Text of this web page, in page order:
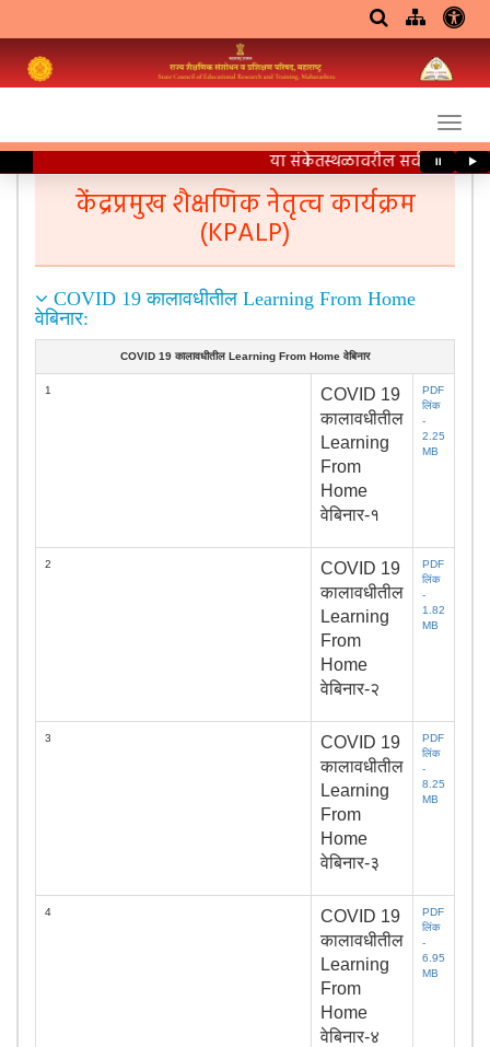
या संकेतस्थळावरील सर्व ⏸ ▶
केंद्रप्रमुख शैक्षणिक नेतृत्व कार्यक्रम
(KPALP)
COVID 19 कालावधीतील Learning From Home
वेबिनार:
COVID 19 कालावधीतील Learning From Home वेबिनार
1
COVID 19
कालावधीतील
Learning
From
Home
वेबिनार-१
PDF
लिंक
-
2.25
MB
2
COVID 19
कालावधीतील
Learning
From
Home
वेबिनार-२
PDF
लिंक
-
1.82
MB
3
COVID 19
कालावधीतील
Learning
From
Home
वेबिनार-३
PDF
लिंक
-
8.25
MB
4
COVID 19
कालावधीतील
Learning
From
Home
वेबिनार-४
PDF
लिंक
-
6.95
MB